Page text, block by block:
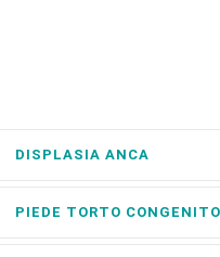
DISPLASIA ANCA
PIEDE TORTO CONGENITO